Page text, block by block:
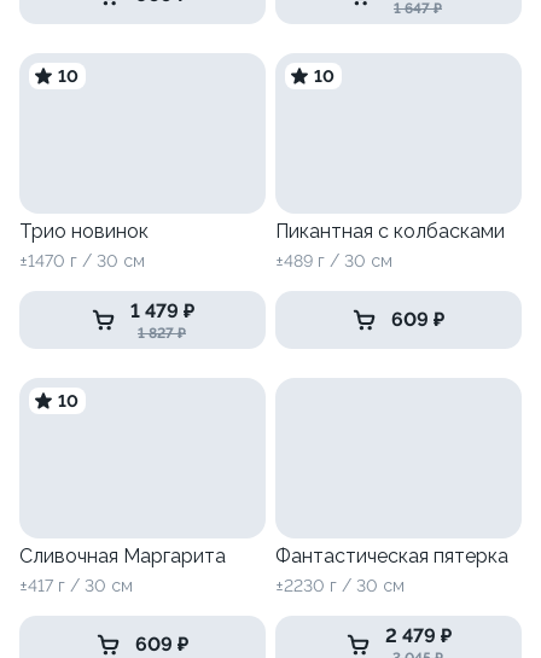
1 647 ₽
10
Трио новинок
±1470 г / 30 см
1 479 ₽
1 827 ₽
10
Пикантная с колбасками
±489 г / 30 см
609 ₽
10
Сливочная Маргарита
±417 г / 30 см
609 ₽
Фантастическая пятерка
±2230 г / 30 см
2 479 ₽